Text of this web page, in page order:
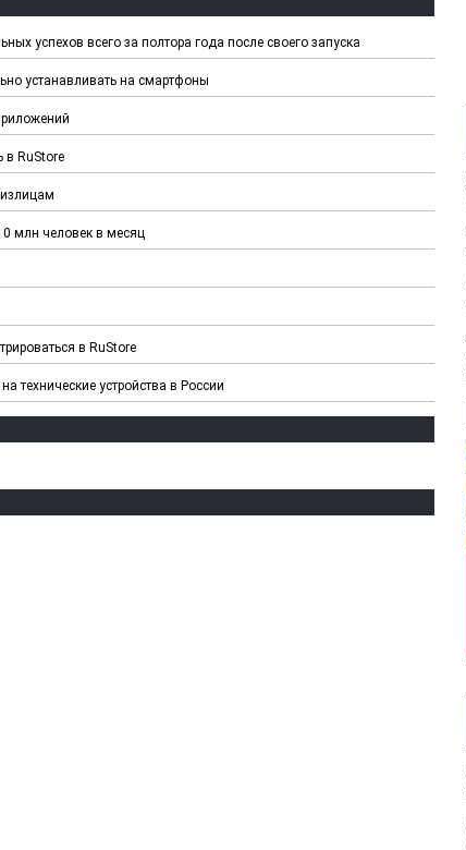
успехов всего за полтора года после своего запуска
устанавливать на смартфоны
в RuStore
млн человек в месяц
в RuStore
технические устройства в России